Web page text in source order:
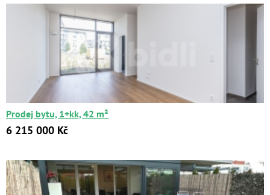
Prodej bytu, 1+kk, 42 m²
6 215 000 Kč